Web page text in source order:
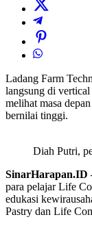
Ladang Farm
langsung di
melihat masa
bernilai tinggi.
Diah Putri,
SinarHarapan.ID
para pelajar Life
edukasi
Pastry dan Life